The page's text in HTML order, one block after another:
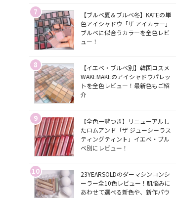
7
【ブルベ夏＆ブルベ冬】KATEの単
色アイシャドウ「ザ アイカラー」
ブルベに似合うカラーを全色レビ
ュー！
8
【イエベ・ブルベ別】韓国コスメ
WAKEMAKEのアイシャドウパレッ
トを全色レビュー！最新色もご紹
介
9
【全色一覧つき】リニューアルし
たロムアンド「ザ ジューシーラス
ティングティント」イエベ・ブル
ベ別にレビュー！
10
23YEARSOLDのダーマシンコンシ
ーラー全10色レビュー！肌悩みに
あわせて選べる新色や、新作パウ